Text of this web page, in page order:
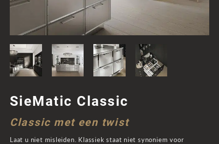
SieMatic Classic
Classic met een twist
Laat u niet misleiden. Klassiek staat niet synoniem voor